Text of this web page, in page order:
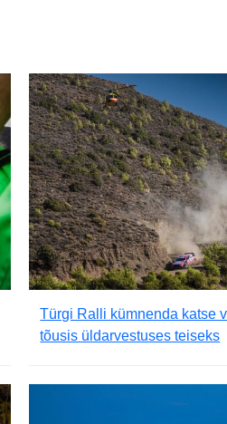
Türgi Ralli kümnenda katse
tõusis üldarvestuses teiseks